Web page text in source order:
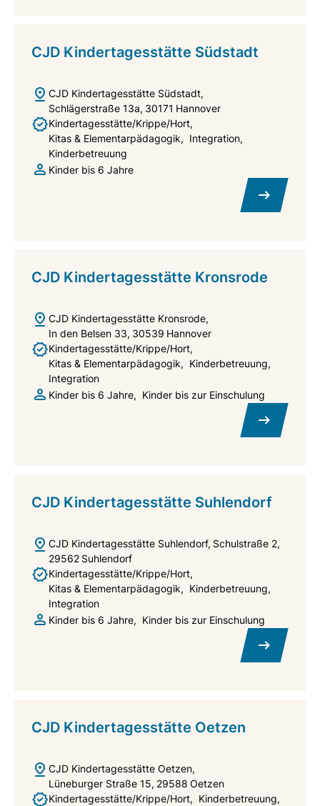
CJD Kindertagesstätte Südstadt
CJD Kindertagesstätte Südstadt
Schlägerstraße 13a 30171 Hannover
Kindertagesstätte/Krippe/Hort
Kitas & Elementarpädagogik
Integration
Kinderbetreuung
Kinder bis 6 Jahre
CJD Kindertagesstätte Kronsrode
CJD Kindertagesstätte Kronsrode
In den Belsen 33 30539 Hannover
Kindertagesstätte/Krippe/Hort
Kitas & Elementarpädagogik
Kinderbetreuung
Integration
Kinder bis 6 Jahre
Kinder bis zur Einschulung
CJD Kindertagesstätte Suhlendorf
CJD Kindertagesstätte Suhlendorf Schulstraße 2
29562 Suhlendorf
Kindertagesstätte/Krippe/Hort
Kitas & Elementarpädagogik
Kinderbetreuung
Integration
Kinder bis 6 Jahre
Kinder bis zur Einschulung
CJD Kindertagesstätte Oetzen
CJD Kindertagesstätte Oetzen
Lüneburger Straße 15 29588 Oetzen
Kindertagesstätte/Krippe/Hort
Kinderbetreuung